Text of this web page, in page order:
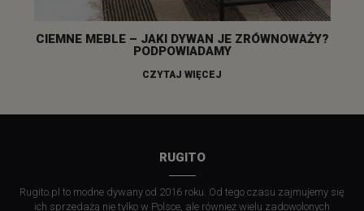
CIEMNE MEBLE – JAKI DYWAN JE ZRÓWNOWAŻY?
PODPOWIADAMY
CZYTAJ WIĘCEJ
RUGITO
Rugito.pl to modne dywany od 2016 roku. Od tego czasu zajmujemy się
ich sprzedażą nie tylko w Polsce, ale również wielu zadowolonych